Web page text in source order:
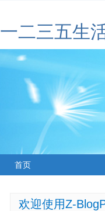
一二三五生
首页
欢迎使用Z-